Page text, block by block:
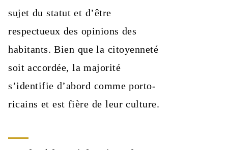
sujet du statut et d’être
respectueux des opinions des
habitants. Bien que la citoyenneté
soit accordée, la majorité
s’identifie d’abord comme porto-
ricains et est fière de leur culture.